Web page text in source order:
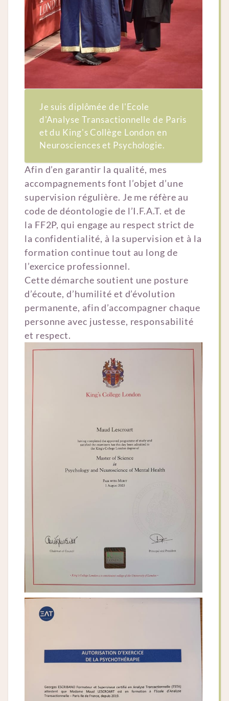
Je suis diplômée de l'Ecole
d'Analyse Transactionnelle de Paris
et du King's Collège London en
Neurosciences et Psychologie.
Afin d’en garantir la qualité, mes
accompagnements font l’objet d’une
supervision régulière. Je me réfère au
code de déontologie de l’I.F.A.T. et de
la FF2P, qui engage au respect strict de
la confidentialité, à la supervision et à la
formation continue tout au long de
l’exercice professionnel.
Cette démarche soutient une posture
d’écoute, d’humilité et d’évolution
permanente, afin d’accompagner chaque
personne avec justesse, responsabilité
et respect.